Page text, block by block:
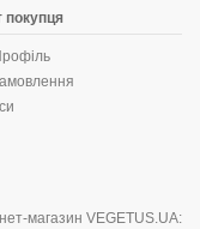
покупця
магазин VEGETUS.UA: